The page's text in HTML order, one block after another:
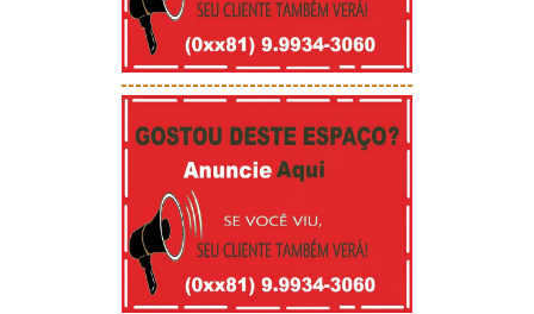
-----------------------------------------